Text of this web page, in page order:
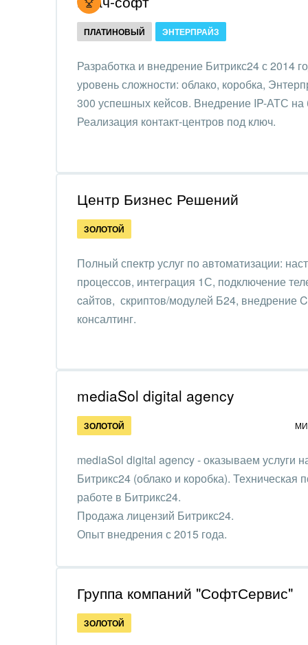
Интернет-магазин и CRM
Крупные корпоративные
внедрения
Внедрение для медицины
Внедрение для
Внедрение онлайн-
/ Интранета
СМИ,
АПК
IT,
ПЛАТИНОВЫЙ ЭНТЕРПРАЙЗ
Разработка и внедрение Битрикс24 с 2014
уровень сложности: облако, коробка,
300 успешных кейсов. Внедрение IP-АТС на
Реализация контакт-центров под ключ.
Центр Бизнес Решений
ЗОЛОТОЙ
Полный спектр услуг по автоматизации:
процессов, интеграция 1С, подключение
cайтов, скриптов/модулей Б24, внедрение
консалтинг.
mediaSol digital agency
ЗОЛОТОЙ
mediaSol digital agency - оказываем услуги
Битрикс24 (облако и коробка). Техническая
работе в Битрикс24.
Продажа лицензий Битрикс24.
Опыт внедрения с 2015 года.
Группа компаний "СофтСервис"
ЗОЛОТОЙ